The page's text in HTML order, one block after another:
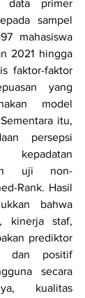
data primer
sampel
mahasiswa
2021 hingga
faktor-faktor
yang
model
itu,
persepsi
kepadatan
uji non-
Rank. Hasil
bahwa
kinerja staf,
prediktor
dan positif
secara
kualitas